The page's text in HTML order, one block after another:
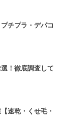
チプラ・デパコ
！徹底調査して
速乾・くせ毛・